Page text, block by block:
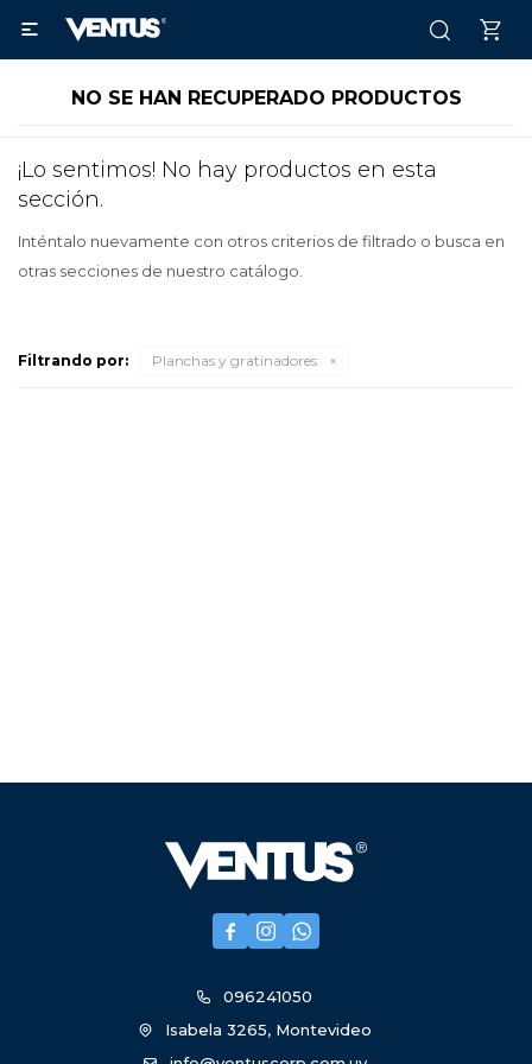

NO SE HAN RECUPERADO PRODUCTOS
¡Lo sentimos! No hay productos en esta
sección.
Inténtalo nuevamente con otros criterios de filtrado o busca en
otras secciones de nuestro catálogo.
Filtrando por: Planchas y gratinadores
  
096241050
Isabela 3265, Montevideo